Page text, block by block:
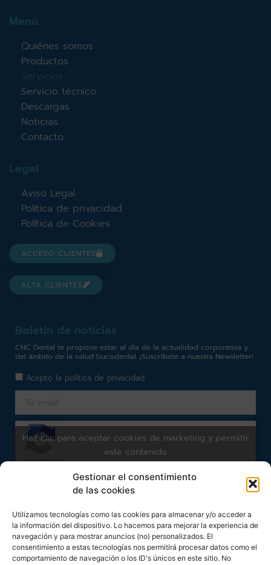
Gestionar el consentimiento
de las cookies
Utilizamos tecnologías como las cookies para almacenar y/o acceder a
la información del dispositivo. Lo hacemos para mejorar la experiencia de
navegación y para mostrar anuncios (no) personalizados. El
consentimiento a estas tecnologías nos permitirá procesar datos como el
comportamiento de navegación o los ID's únicos en este sitio. No
Menú
Quiénes somos
Productos
Servicios
Servicio técnico
Descargas
Noticias
Contacto
Legal
Aviso Legal
Política de privacidad
Política de Cookies
ACCESO CLIENTES
ALTA CLIENTES
Boletín de noticias
CNC Dental te propone estar al día de la actualidad corporativa y
del ámbito de la salud bucodental. ¡Suscríbete a nuestra Newsletter!
Acepto la política de privacidad
Haz clic para aceptar cookies de marketing y permitir
este contenido
Subscribirme